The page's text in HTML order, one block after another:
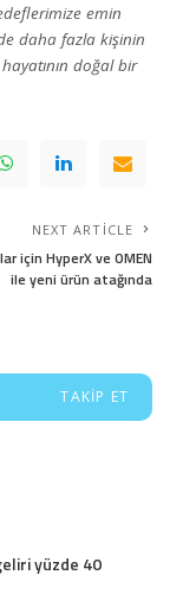
emin
daha fazla kişinin
doğal bir
NEXT ARTICLE
için HyperX ve OMEN
ile yeni ürün atağında
TAKIP ET
yüzde 40